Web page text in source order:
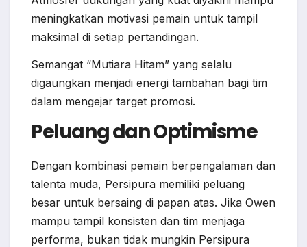
meningkatkan motivasi pemain untuk tampil
maksimal di setiap pertandingan.
Semangat “Mutiara Hitam” yang selalu
digaungkan menjadi energi tambahan bagi tim
dalam mengejar target promosi.
Peluang dan Optimisme
Dengan kombinasi pemain berpengalaman dan
talenta muda, Persipura memiliki peluang
besar untuk bersaing di papan atas. Jika Owen
mampu tampil konsisten dan tim menjaga
performa, bukan tidak mungkin Persipura